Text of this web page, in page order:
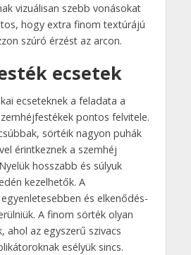
vizuálisan szebb vonásokat
hogy extra finom textúrájú
szúró érzést az arcon.
ecsetek
ecseteknek a feladata a
pontos felvitele.
sörtéik nagyon puhák
érintkeznek a szemhéj
hosszabb és súlyuk
kezelhetők. A
és elkenődés-
A finom sörték olyan
ahol az egyszerű szivacs
esélyük sincs.